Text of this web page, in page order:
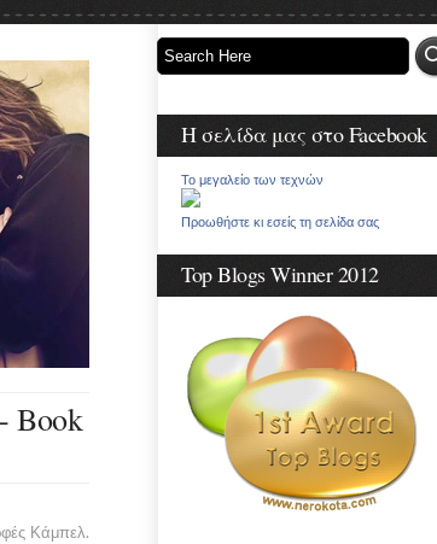
Book
Κάμπελ.
Η σελίδα μας στο Facebook
Το μεγαλείο των τεχνών
Προωθήστε κι εσείς τη σελίδα σας
Top Blogs Winner 2012